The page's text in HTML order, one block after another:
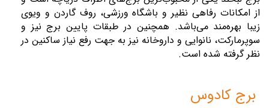
از امکانات رفاهی نظیر و باشگاه ورزشی، روف گاردن و ویوی
زیبا بهره‌مند می‌باشد. همچنین در طبقات پایین برج نیز و
سوپرمارکت، نانوایی و داروخانه نیز به جهت رفع نیاز ساکنین در
نظر گرفته شده ‌است.
برج کادوس